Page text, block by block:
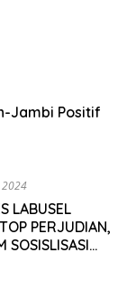
Jambi Positif
LABUSEL
PERJUDIAN,
SOSISLISASI